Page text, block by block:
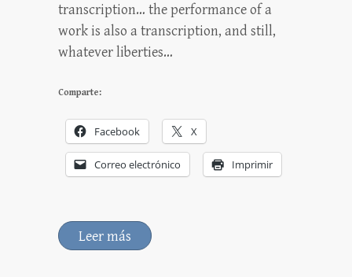
transcription… the performance of a
work is also a transcription, and still,
whatever liberties…
Comparte:
Facebook X
Correo electrónico Imprimir
Leer más